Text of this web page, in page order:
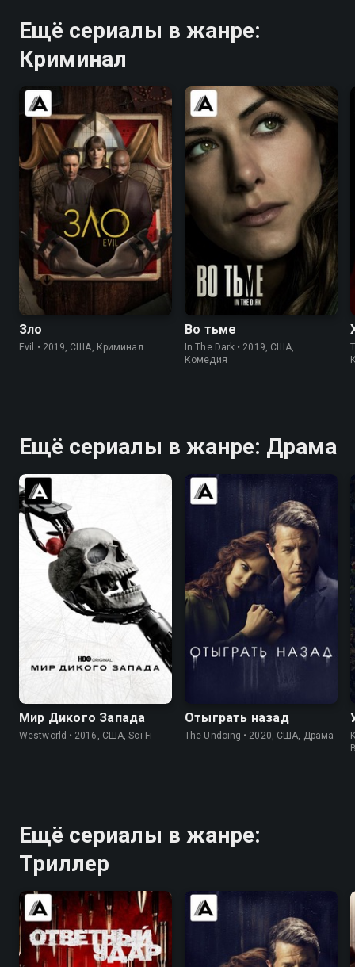
Ещё сериалы в жанре:
Криминал
7.7
Зло
Evil • 2019, США, Криминал
7.4 7.5
Во тьме
In The Dark • 2019, США,
Комедия
Ещё сериалы в жанре: Драма
8.4
Мир Дикого Запада
Westworld • 2016, США, Sci-Fi
Отыграть назад
The Undoing • 2020, США, Драма
Ещё сериалы в жанре:
Триллер